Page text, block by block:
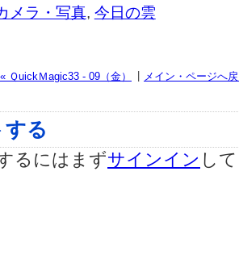
メラ・写真, 今日の雲
« ＱuickＭagic33 - 09（金） メイン・ページへ
する
るにはまずサインイン し